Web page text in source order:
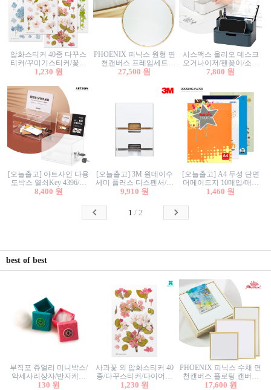
압화스티커 40종 다꾸스
티커/꾸미기스티커/꽃스
티커/압화꽃책갈피/팬시
1,230 원
PHOENIX 피닉스 원형 면
천캔버스 프레임세트
30cm/원형캔버스/플로팅
27,500 원
시스맥스 올리오 데스크
오거나이저/펜꽂이/소품
꽂이/소품함/정리함/수납
7,800 원
[오늘출고] 아트사인 다용
도박스 열쇠Key 4396/투
표함/건의함/모금함/응모
8,400 원
[오늘출고] 3M 원데이수
세미 플러스 디스펜서/소
프트수세미5매+강력수세
9,910 원
[오늘출고] A4 두성 단면
머메이드지 10매입/매직
터치/색지/색상지/색복사
칼라색지/고급복사지
1,460 원
1 / 2
best of best
부직포 쥬얼리 미니박스/
악세사리상자/반지케이
스/반지상자/귀걸이상자/
130 원
사과꽃 외 압화스티커 40
종/다꾸스티커/다이어리
꾸미기/꽃스티커/자연물
1,230 원
PHOENIX 피닉스 수채 면
천캔버스 플로팅 캔버스
프레임세트 30x30cm/액자
17,600 원